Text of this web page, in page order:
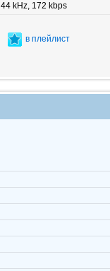
44 kHz, 172 kbps
в плейлист